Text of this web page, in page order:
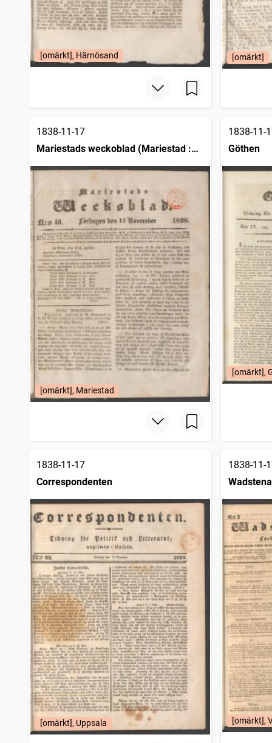
[omärkt], Härnösand [omärkt]
1838-11-17
Mariestads weckoblad (Mariestad :
1834)
[omärkt], Mariestad
1838-11-
Göthen
[omärkt],
1838-11-17
Correspondenten
[omärkt], Uppsala
1838-11-
[omärkt],